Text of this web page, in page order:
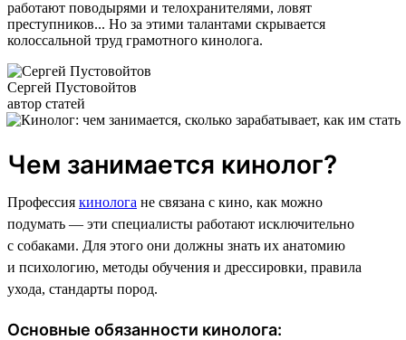
работают поводырями и телохранителями, ловят
преступников... Но за этими талантами скрывается
колоссальной труд грамотного кинолога.
Сергей Пустовойтов
автор статей
Чем занимается кинолог?
Профессия кинолога не связана с кино, как можно
подумать — эти специалисты работают исключительно
с собаками. Для этого они должны знать их анатомию
и психологию, методы обучения и дрессировки, правила
ухода, стандарты пород.
Основные обязанности кинолога: